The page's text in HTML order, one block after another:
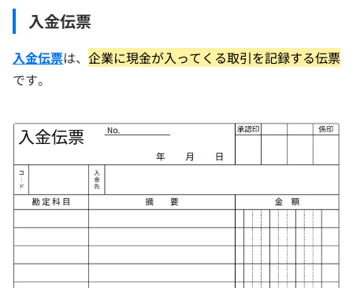
入金伝票
入金伝票は、 企業に現金が入ってくる取引を記録する伝票
です。